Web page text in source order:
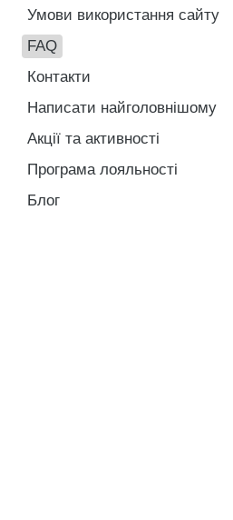
Умови використання сайту
FAQ
Контакти
Написати найголовнішому
Акції та активності
Програма лояльності
Блог